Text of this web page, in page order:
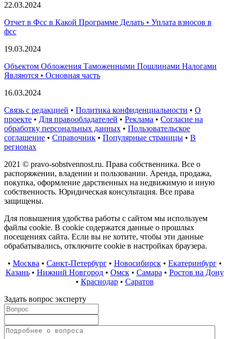
22.03.2024
Отчет в Фсс в Какой Программе Делать • Уплата взносов в
фсс
19.03.2024
Объектом Обложения Таможенными Пошлинами Налогами
Являются • Основная часть
16.03.2024
Связь с редакцией • Политика конфиденциальности • О
проекте • Для правообладателей • Реклама • Согласие на
обработку персональных данных • Пользовательское
соглашение • Справочник • Популярные страницы • В
регионах
2021 © pravo-sobstvennost.ru. Права собственника. Все о
распоряжении, владении и пользовании. Аренда, продажа,
покупка, оформление дарственных на недвижимую и иную
собственность. Юридическая консультация. Все права
защищены.
Для повышения удобства работы с сайтом мы используем
файлы cookie. В cookie содержатся данные о прошлых
посещениях сайта. Если вы не хотите, чтобы эти данные
обрабатывались, отключите cookie в настройках браузера.
• Москва • Санкт-Петербург• Новосибирск• Екатеринбург•
Казань• Нижний Новгород• Омск• Самара • Ростов на Дону
• Краснодар• Саратов
Задать вопрос эксперту